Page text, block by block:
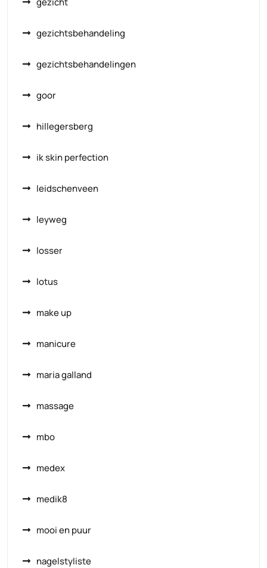
gezichtsbehandeling
gezichtsbehandelingen
goor
hillegersberg
ik skin perfection
leidschenveen
leyweg
losser
lotus
make up
manicure
maria galland
massage
mbo
medex
medik8
mooi en puur
nagelstyliste